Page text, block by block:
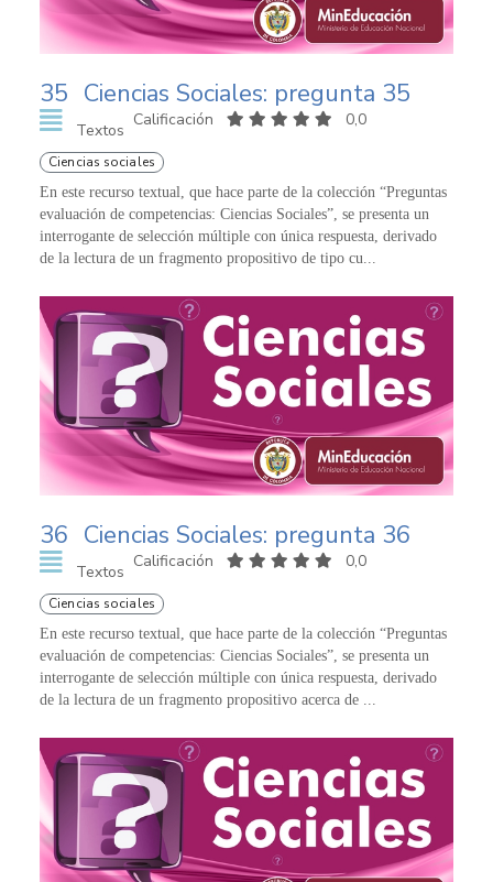
35 Ciencias Sociales: pregunta 35
Textos
Calificación 0,0
Ciencias sociales
En este recurso textual, que hace parte de la colección “Preguntas
evaluación de competencias: Ciencias Sociales”, se presenta un
interrogante de selección múltiple con única respuesta, derivado
de la lectura de un fragmento propositivo de tipo cu...
36 Ciencias Sociales: pregunta 36
Textos
Calificación 0,0
Ciencias sociales
En este recurso textual, que hace parte de la colección “Preguntas
evaluación de competencias: Ciencias Sociales”, se presenta un
interrogante de selección múltiple con única respuesta, derivado
de la lectura de un fragmento propositivo acerca de ...